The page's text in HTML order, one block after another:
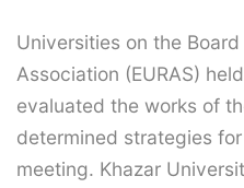
Universities on the
Association (EURAS)
evaluated the works of
determined strategies
meeting. Khazar